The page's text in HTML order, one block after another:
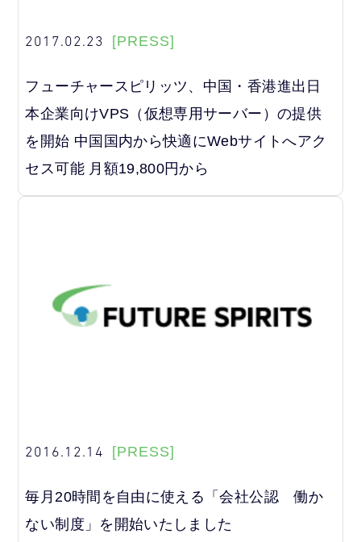
2017.02.23 [PRESS]
フューチャースピリッツ、中国・香港進出日
本企業向けVPS（仮想専用サーバー）の提供
を開始 中国国内から快適にWebサイトへアク
セス可能 月額19,800円から
2016.12.14 [PRESS]
毎月20時間を自由に使える「会社公認 働か
ない制度」を開始いたしました